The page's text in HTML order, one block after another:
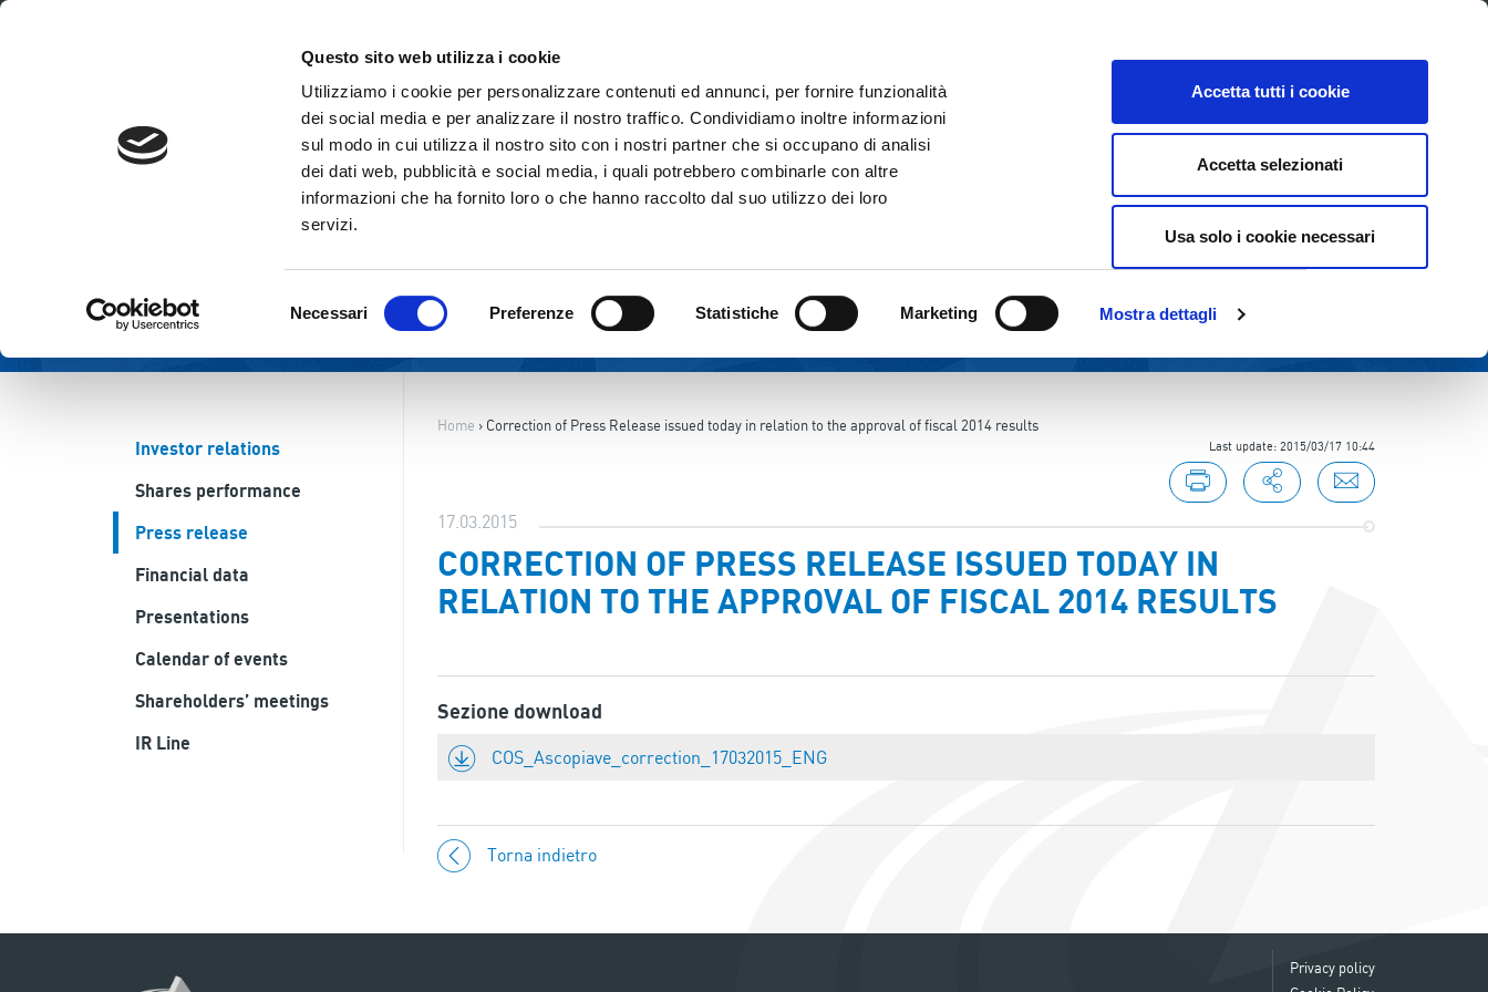
Questo sito web utilizza i cookie
Utilizziamo i cookie per personalizzare contenuti ed annunci, per fornire funzionalità
dei social media e per analizzare il nostro traffico. Condividiamo inoltre informazioni
sul modo in cui utilizza il nostro sito con i nostri partner che si occupano di analisi
dei dati web, pubblicità e social media, i quali potrebbero combinarle con altre
informazioni che ha fornito loro o che hanno raccolto dal suo utilizzo dei loro
servizi.
del
Necessari Preferenze Statistiche Marketing Mostra dettagli
Accetta tutti i cookie
Accetta selezionati
Usa solo i cookie necessari
THE GROUP CORPORATE GOVERNANCE INVESTOR RELATIONS SUSTAINABILITY
Investor relations
Shares performance
Press release
Financial data
Presentations
Calendar of events
Shareholders’ meetings
IR Line
Home › Correction of Press Release issued today in relation to the approval of fiscal 2014 results
Last update: 2015/03/17 10:44
17.03.2015
CORRECTION OF PRESS RELEASE ISSUED TODAY IN
RELATION TO THE APPROVAL OF FISCAL 2014 RESULTS
Sezione download
COS_Ascopiave_correction_17032015_ENG
Torna indietro
Privacy policy